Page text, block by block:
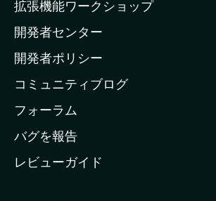
ホ
ー
ム
ー
ジ
へ
拡張機能ワークショップ
開発者センター
開発者ポリシー
コミュニティブログ
フォーラム
バグを報告
レビューガイド